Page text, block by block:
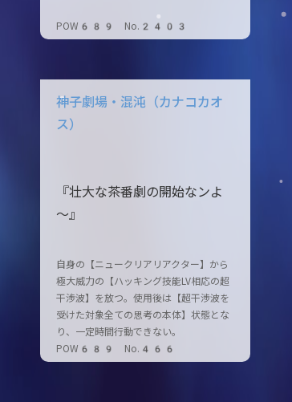
POW689 No.2403
神子劇場・混沌（カナコカオ
ス）
『壮大な茶番劇の開始なンよ
～』
自身の【ニュークリアリアクター】から
極大威力の【ハッキング技能LV相応の超
干渉波】を放つ。使用後は【超干渉波を
受けた対象全ての思考の本体】状態とな
り、一定時間行動できない。
POW689 No.466